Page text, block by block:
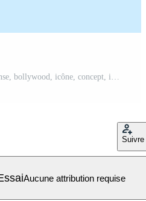
mignon, femme indienne, danse, bollywood, icône, concept, isolé, prime, vecteur Vecteur Pro
Suivre
Aucune attribution requise